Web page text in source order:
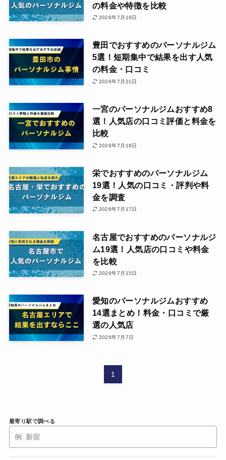
の料金や特徴を比較
2026年7月19日
豊田でおすすめのパーソナルジム
5選！短期集中で結果を出す人気
の料金・口コミ
2026年7月21日
一宮のパーソナルジムおすすめ8
選！人気店の口コミ評価と料金を
比較
2026年7月18日
栄でおすすめのパーソナルジム
19選！人気の口コミ・評判や料
金を調査
2026年7月17日
名古屋でおすすめのパーソナルジ
ム19選！人気店の口コミや料金
を比較
2026年7月15日
愛知のパーソナルジムおすすめ
14選まとめ！料金・口コミで厳
選の人気店
2026年7月7日
1
最寄り駅で調べる